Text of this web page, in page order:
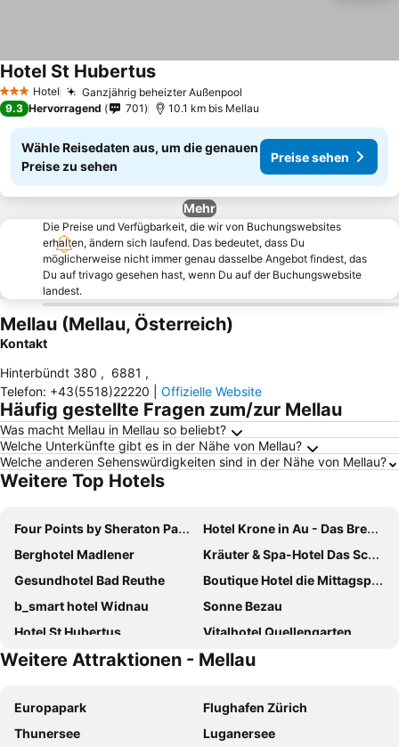
3 SterneHotel Ganzjährig beheizter Außenpool
Hotel St Hubertus
9.3 Hervorragend 701 10.1 km bis Mellau
Wähle Reisedaten aus, um die genauen
Preise zu sehen
Preise sehen
Mehr
Die Preise und Verfügbarkeit, die wir von Buchungswebsites
erhalten, ändern sich laufend. Das bedeutet, dass Du
möglicherweise nicht immer genau dasselbe Angebot findest, das
Du auf trivago gesehen hast, wenn Du auf der Buchungswebsite
landest.
Mellau (Mellau, Österreich)
Kontakt
Hinterbündt 380 , 6881 ,
Telefon: +43(5518)22220 Offizielle Website
Häufig gestellte Fragen zum/zur Mellau
Was macht Mellau in Mellau so beliebt?
Welche Unterkünfte gibt es in der Nähe von Mellau?
Welche anderen Sehenswürdigkeiten sind in der Nähe von Mellau?
Weitere Top Hotels
Four Points by Sheraton Panoramahaus Dornbirn
Hotel Krone in Au - Das Bregenzerwaldhotel
Berghotel Madlener
Kräuter & Spa-Hotel Das Schäfer
Gesundhotel Bad Reuthe
Boutique Hotel die Mittagspitze Superior
b_smart hotel Widnau
Sonne Bezau
Hotel St Hubertus
Vitalhotel Quellengarten
Hotel die Wälderin-Wellness, Sport & Natur
Sonne Mellau - Feel good Hotel
Hotel Post Bezau
Hirschen Wohlfühlhotel
Wellnesshotel Linde
Hotel Apartments Alpenrose
Weitere Attraktionen - Mellau
Europapark
Flughafen Zürich
Thunersee
Luganersee